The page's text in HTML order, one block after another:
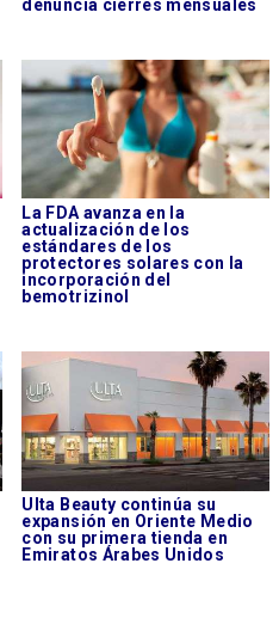
denuncia cierres mensuales
La FDA avanza en la
actualización de los
estándares de los
protectores solares con la
incorporación del
bemotrizinol
Ulta Beauty continúa su
expansión en Oriente Medio
con su primera tienda en
Emiratos Árabes Unidos